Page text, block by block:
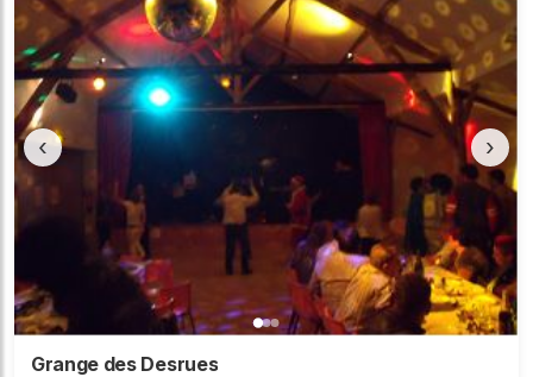
‹ ›
Grange des Desrues